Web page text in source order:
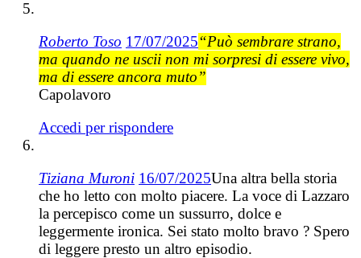
Roberto Toso 17/07/2025“Può sembrare strano,
ma quando ne uscii non mi sorpresi di essere vivo,
ma di essere ancora muto”
Capolavoro
Accedi per rispondere
Tiziana Muroni 16/07/2025Una altra bella storia
che ho letto con molto piacere. La voce di Lazzaro
la percepisco come un sussurro, dolce e
leggermente ironica. Sei stato molto bravo ? Spero
di leggere presto un altro episodio.